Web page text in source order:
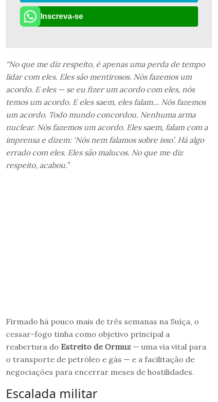
Inscreva-se
“No que me diz respeito, é apenas uma perda de tempo
lidar com eles. Eles são mentirosos. Nós fazemos um
acordo. E eles — se eu fizer um acordo com eles, nós
temos um acordo. E eles saem, eles falam… Nós fazemos
um acordo. Todo mundo concordou. Nenhuma arma
nuclear. Nós fazemos um acordo. Eles saem, falam com a
imprensa e dizem: ‘Nós nem falamos sobre isso’. Há algo
errado com eles. Eles são malucos. No que me diz
respeito, acabou.”
Firmado há pouco mais de três semanas na Suíça, o
cessar-fogo tinha como objetivo principal a
reabertura do Estreito de Ormuz — uma via vital para
o transporte de petróleo e gás — e a facilitação de
negociações para encerrar meses de hostilidades.
Escalada militar